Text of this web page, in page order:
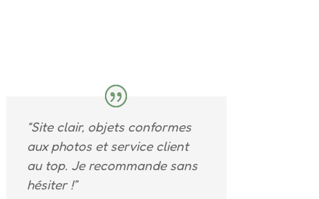
“Site clair, objets conformes
aux photos et service client
au top. Je recommande sans
hésiter !”